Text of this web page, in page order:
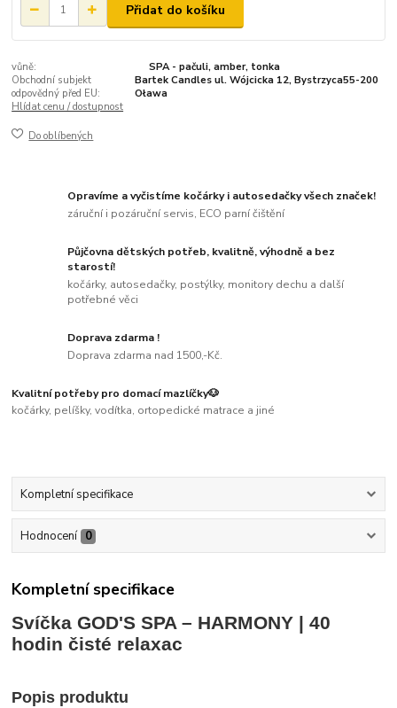
Přidat do košíku
vůně:
SPA - pačuli, amber, tonka
Obchodní subjekt
odpovědný před EU:
Bartek Candles ul. Wójcicka 12, Bystrzyca55-200
Oława
Hlídat cenu / dostupnost
Do oblíbených
Opravíme a vyčistíme kočárky i autosedačky všech značek!
záruční i pozáruční servis, ECO parní čištění
Půjčovna dětských potřeb, kvalitně, výhodně a bez
starostí!
kočárky, autosedačky, postýlky, monitory dechu a další
potřebné věci
Doprava zdarma !
Doprava zdarma nad 1500,-Kč.
Kvalitní potřeby pro domací mazlíčky🐶
kočárky, pelíšky, vodítka, ortopedické matrace a jiné
Kompletní specifikace
Hodnocení 0
Kompletní specifikace
Svíčka GOD'S SPA – HARMONY | 40
hodin čisté relaxac
Popis produktu